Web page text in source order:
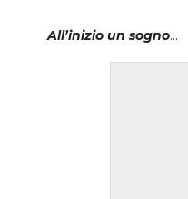
All’inizio un sogno…